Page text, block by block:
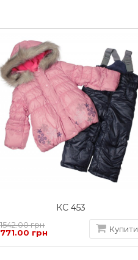
КС 453
1542.00 грн
771.00 грн
Купити